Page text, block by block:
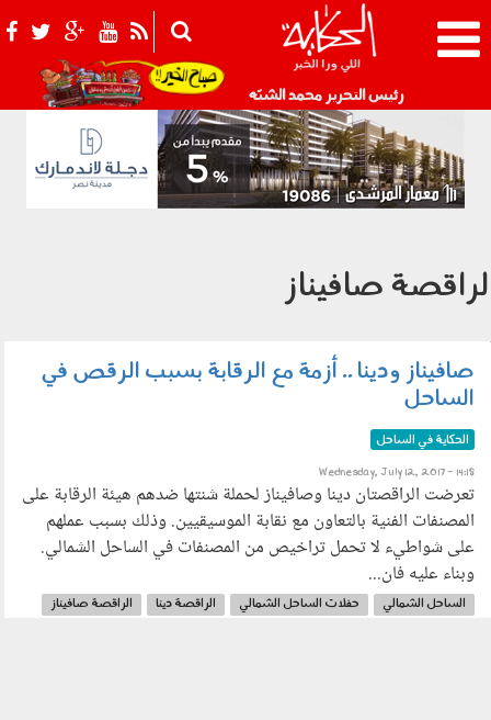
رئيس التحرير محمد الشبّه 021_2.png
صافيناز
صافيناز ودينا .. أزمة مع الرقابة بسبب الرقص في
الساحل
الحكاية في الساحل
Wednesday, July 12, 2017 - 14:18
تعرضت الراقصتان دينا وصافيناز لحملة شنتها ضدهم هيئة الرقابة على
المصنفات الفنية بالتعاون مع نقابة الموسيقيين. وذلك بسبب عملهم
على شواطيء لا تحمل تراخيص من المصنفات في الساحل الشمالي.
وبناء عليه فان...
الساحل الشمالي حفلات الساحل الشمالي الراقصة دينا الراقصة صافيناز